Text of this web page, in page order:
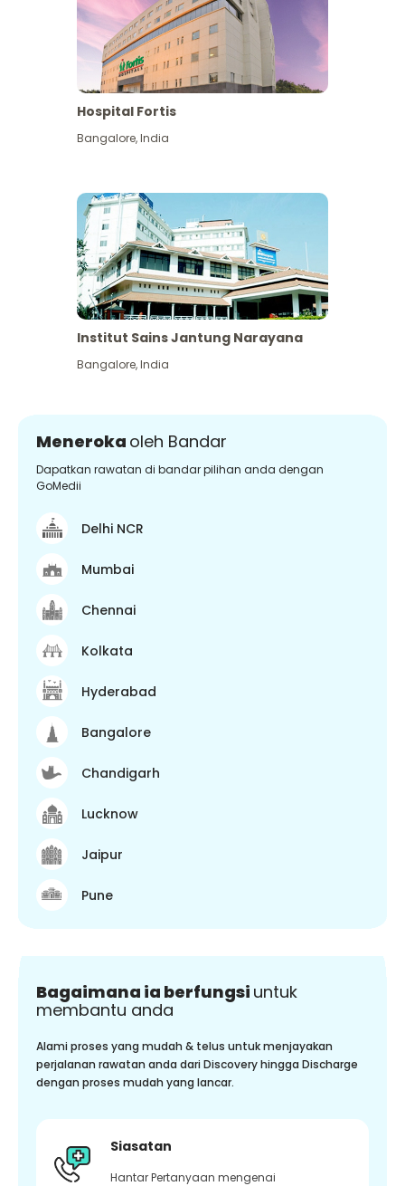
Hospital Fortis
Bangalore,India
Institut Sains Jantung Narayana
Bangalore,India
Meneroka oleh Bandar
Dapatkan rawatan di bandar pilihan anda dengan
GoMedii
Delhi NCR
Mumbai
Chennai
Kolkata
Hyderabad
Bangalore
Chandigarh
Lucknow
Jaipur
Pune
Bagaimana ia berfungsi untuk
membantu anda
Alami proses yang mudah & telus untuk menjayakan
perjalanan rawatan anda dari Discovery hingga Discharge
dengan proses mudah yang lancar.
Siasatan
Hantar Pertanyaan mengenai